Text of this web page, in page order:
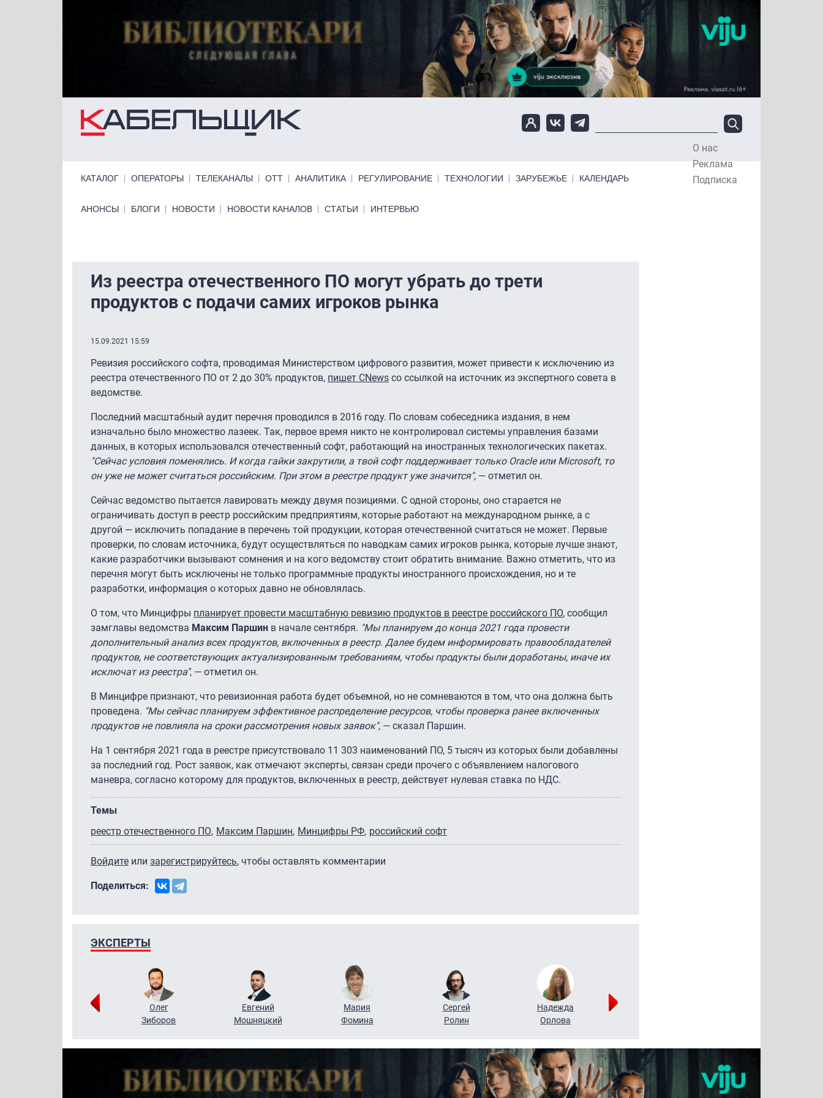
О нас
Реклама
Подписка
КАТАЛОГ ОПЕРАТОРЫ ТЕЛЕКАНАЛЫ ОТТ АНАЛИТИКА РЕГУЛИРОВАНИЕ ТЕХНОЛОГИИ ЗАРУБЕЖЬЕ КАЛЕНДАРЬ
Primary links bottom
АНОНСЫ БЛОГИ НОВОСТИ НОВОСТИ КАНАЛОВ СТАТЬИ ИНТЕРВЬЮ
Из реестра отечественного ПО могут убрать до трети
продуктов с подачи самих игроков рынка
15.09.2021 15:59
Ревизия российского софта, проводимая Министерством цифрового развития, может привести к исключению из
реестра отечественного ПО от 2 до 30% продуктов, пишет CNews со ссылкой на источник из экспертного совета в
ведомстве.
Последний масштабный аудит перечня проводился в 2016 году. По словам собеседника издания, в нем
изначально было множество лазеек. Так, первое время никто не контролировал системы управления базами
данных, в которых использовался отечественный софт, работающий на иностранных технологических пакетах.
"Сейчас условия поменялись. И когда гайки закрутили, а твой софт поддерживает только Oracle или Microsoft, то
он уже не может считаться российским. При этом в реестре продукт уже значится", — отметил он.
Сейчас ведомство пытается лавировать между двумя позициями. С одной стороны, оно старается не
ограничивать доступ в реестр российским предприятиям, которые работают на международном рынке, а с
другой — исключить попадание в перечень той продукции, которая отечественной считаться не может. Первые
проверки, по словам источника, будут осуществляться по наводкам самих игроков рынка, которые лучше знают,
какие разработчики вызывают сомнения и на кого ведомству стоит обратить внимание. Важно отметить, что из
перечня могут быть исключены не только программные продукты иностранного происхождения, но и те
разработки, информация о которых давно не обновлялась.
О том, что Минцифры планирует провести масштабную ревизию продуктов в реестре российского ПО, сообщил
замглавы ведомства Максим Паршин в начале сентября. "Мы планируем до конца 2021 года провести
дополнительный анализ всех продуктов, включенных в реестр. Далее будем информировать правообладателей
продуктов, не соответствующих актуализированным требованиям, чтобы продукты были доработаны, иначе их
исключат из реестра", — отметил он.
В Минцифре признают, что ревизионная работа будет объемной, но не сомневаются в том, что она должна быть
проведена. "Мы сейчас планируем эффективное распределение ресурсов, чтобы проверка ранее включенных
продуктов не повлияла на сроки рассмотрения новых заявок", — сказал Паршин.
На 1 сентября 2021 года в реестре присутствовало 11 303 наименований ПО, 5 тысяч из которых были добавлены
за последний год. Рост заявок, как отмечают эксперты, связан среди прочего с объявлением налогового
маневра, согласно которому для продуктов, включенных в реестр, действует нулевая ставка по НДС.
Темы
реестр отечественного ПО Максим Паршин Минцифры РФ российский софт
Войдите или зарегистрируйтесь, чтобы оставлять комментарии
Поделиться:
ЭКСПЕРТЫ
Олег
Зиборов
Евгений
Мошняцкий
Мария
Фомина
Сергей
Ролин
Надежда
Орлова